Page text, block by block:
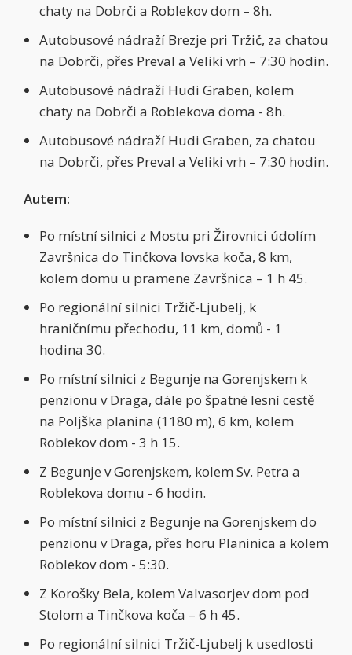
chaty na Dobrči a Roblekov dom – 8h.
Autobusové nádraží Brezje pri Tržič, za chatou
na Dobrči, přes Preval a Veliki vrh – 7:30 hodin.
Autobusové nádraží Hudi Graben, kolem
chaty na Dobrči a Roblekova doma - 8h.
Autobusové nádraží Hudi Graben, za chatou
na Dobrči, přes Preval a Veliki vrh – 7:30 hodin.
Autem:
Po místní silnici z Mostu pri Žirovnici údolím
Završnica do Tinčkova lovska koča, 8 km,
kolem domu u pramene Završnica – 1 h 45.
Po regionální silnici Tržič-Ljubelj, k
hraničnímu přechodu, 11 km, domů - 1
hodina 30.
Po místní silnici z Begunje na Gorenjskem k
penzionu v Draga, dále po špatné lesní cestě
na Poljška planina (1180 m), 6 km, kolem
Roblekov dom - 3 h 15.
Z Begunje v Gorenjskem, kolem Sv. Petra a
Roblekova domu - 6 hodin.
Po místní silnici z Begunje na Gorenjskem do
penzionu v Draga, přes horu Planinica a kolem
Roblekov dom - 5:30.
Z Korošky Bela, kolem Valvasorjev dom pod
Stolom a Tinčkova koča – 6 h 45.
Po regionální silnici Tržič-Ljubelj k usedlosti